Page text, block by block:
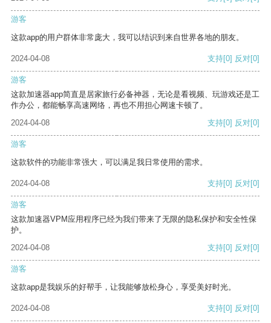
游客
这款app的用户群体非常庞大，我可以结识到来自世界各地的朋友。
2024-04-08 支持[0] 反对[0]
游客
这款加速器app简直是居家旅行必备神器，无论是看视频、玩游戏还是工
作办公，都能畅享高速网络，再也不用担心网速卡顿了。
2024-04-08
支持[0] 反对[0]
游客
这款软件的功能非常强大，可以满足我日常使用的需求。
2024-04-08 支持[0] 反对[0]
游客
这款加速器VPM应用程序已经为我们带来了无限的隐私保护和安全性保
护。
2024-04-08
支持[0] 反对[0]
游客
这款app是我娱乐的好帮手，让我能够放松身心，享受美好时光。
2024-04-08 支持[0] 反对[0]